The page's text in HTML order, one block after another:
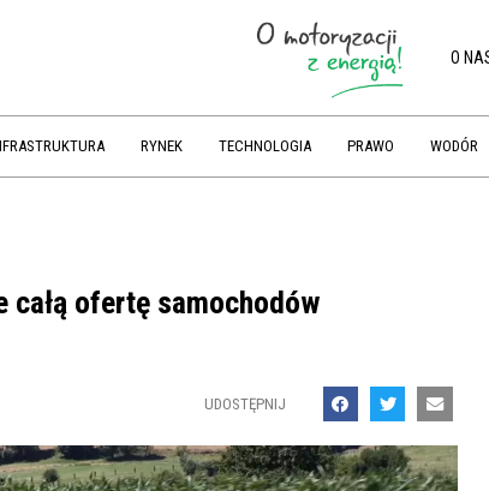
O
RYNEK TECHNOLOGIA PRAWO WODÓR
całą ofertę samochodów
UDOSTĘPNIJ